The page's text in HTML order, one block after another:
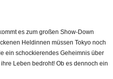
es zum großen Show-Down
Heldinnen müssen Tokyo noch
ein schockierendes Geheimnis über
Leben bedroht! Ob es dennoch ein